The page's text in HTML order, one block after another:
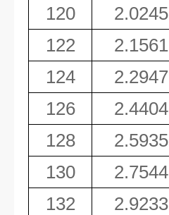
120 2.0245
122
2.1561
124
2.2947
126
2.4404
128
2.5935
130
2.7544
132
2.9233